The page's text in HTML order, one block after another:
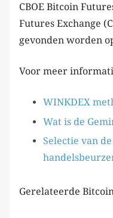
CBOE Bitcoin
Futures Exchange
gevonden worden
Voor meer
WINKDEX
Wat is de
Selectie van
Gerelateerde